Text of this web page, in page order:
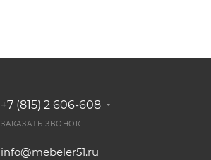
+7 (815) 2 606-608
ЗАКАЗАТЬ ЗВОНОК
info@mebeler51.ru